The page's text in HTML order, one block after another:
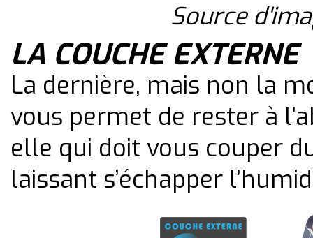
Source
LA COUCHE EXTERNE
La dernière, mais non la
vous permet de rester à
elle qui doit vous couper
laissant s’échapper